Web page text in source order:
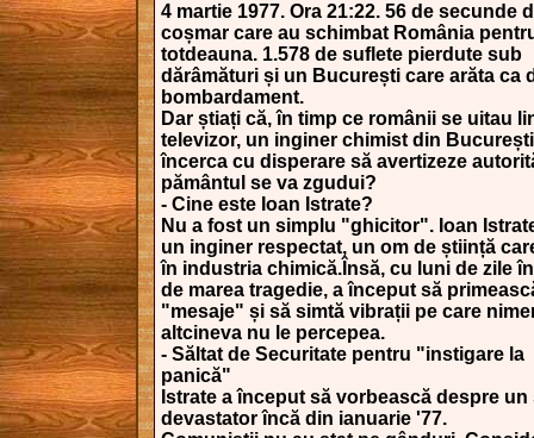
4 martie 1977. Ora 21:22. 56 de secunde
coșmar care au schimbat România
totdeauna. 1.578 de suflete pierdute sub
dărâmături și un București care arăta ca
bombardament.
Dar știați că, în timp ce românii se uitau
televizor, un inginer chimist din București
încerca cu disperare să avertizeze
pământul se va zgudui?
- Cine este Ioan Istrate?
Nu a fost un simplu "ghicitor". Ioan
un inginer respectat, un om de știință
în industria chimică.Însă, cu luni de zile
de marea tragedie, a început să
"mesaje" și să simtă vibrații pe care
altcineva nu le percepea.
- Săltat de Securitate pentru "instigare la
panică"
Istrate a început să vorbească despre un
devastator încă din ianuarie '77.